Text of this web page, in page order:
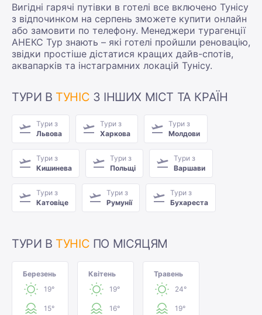
Вигідні гарячі путівки в готелі все включено Тунісу
з відпочинком на серпень зможете купити онлайн
або замовити по телефону. Менеджери турагенції
АНЕКС Тур знають – які готелі пройшли реновацію,
звідки простіше дістатися кращих дайв-спотів,
аквапарків та інстаграмних локацій Тунісу.
ТУРИ В ТУНІС З ІНШИХ МІСТ ТА КРАЇН
Тури з
Львова
Тури з
Харкова
Тури з
Молдови
Тури з
Кишинева
Тури з
Польщі
Тури з
Варшави
Тури з
Катовіце
Тури з
Румунії
Тури з
Бухареста
ТУРИ В ТУНІС ПО МІСЯЦЯМ
Березень
19°
15°
Квітень
19°
16°
Травень
24°
19°